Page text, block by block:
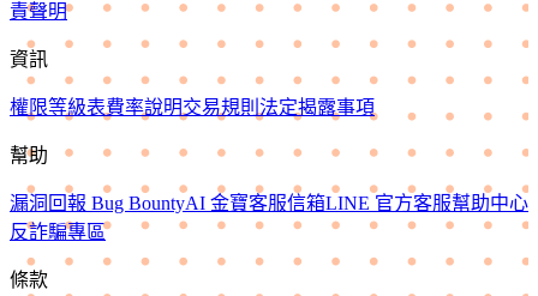
責聲明
資訊
權限等級表費率說明交易規則 法定揭露事項
幫助
漏洞回報 Bug BountyAI 金寶客服信箱LINE 官方客服幫助中心
反詐騙專區
條款